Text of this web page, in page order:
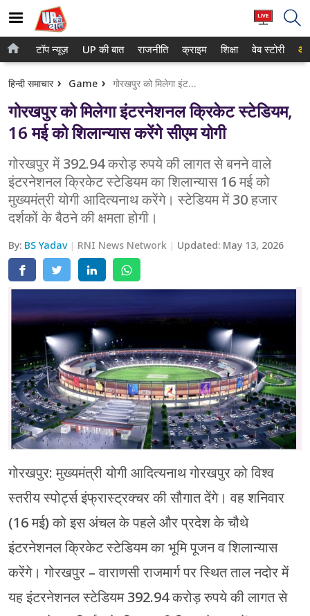
होम
टॉप न्यूज़
UP की बात
क्राइम
शिक्षा
वेब स्टोरी
टॉप न्यूज़ UP की बात राजनीति क्राइम शिक्षा वेब स्टोरी
हिन्दी समाचार Game गोरखपुर को मिलेगा इंटरनेशनल क्रिकेट स्टेडियम, 16 मई को शिलान्यास करेंगे सीएम योगी
गोरखपुर को मिलेगा इंटरनेशनल क्रिकेट स्टेडियम,
16 मई को शिलान्यास करेंगे सीएम योगी
गोरखपुर में 392.94 करोड़ रुपये की लागत से बनने वाले
इंटरनेशनल क्रिकेट स्टेडियम का शिलान्यास 16 मई को
मुख्यमंत्री योगी आदित्यनाथ करेंगे। स्टेडियम में 30 हजार
दर्शकों के बैठने की क्षमता होगी।
By: BS Yadav RNI News Network Updated: May 13, 2026
गोरखपुर: मुख्यमंत्री योगी आदित्यनाथ गोरखपुर को विश्व
स्तरीय स्पोर्ट्स इंफ्रास्ट्रक्चर की सौगात देंगे। वह शनिवार
(16 मई) को इस अंचल के पहले और प्रदेश के चौथे
इंटरनेशनल क्रिकेट स्टेडियम का भूमि पूजन व शिलान्यास
करेंगे। गोरखपुर – वाराणसी राजमार्ग पर स्थित ताल नदोर में
यह इंटरनेशनल स्टेडियम 392.94 करोड़ रुपये की लागत से
गाजियाबाद
लखनऊ
वाराणसी
आगरा
अयोध्या
अलीगढ़
मुरादाबाद
गोरखपुर
प्रयागराज